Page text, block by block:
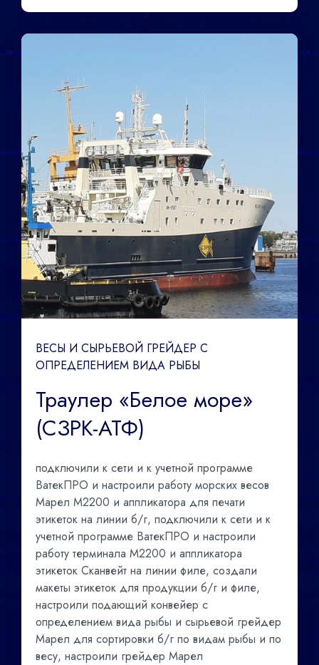
ВЕСЫ И СЫРЬЕВОЙ ГРЕЙДЕР С
ОПРЕДЕЛЕНИЕМ ВИДА РЫБЫ
Траулер «Белое море»
(СЗРК-АТФ)
подключили к сети и к учетной программе
ВатекПРО и настроили работу морских весов
Марел М2200 и аппликатора для печати
этикеток на линии б/г, подключили к сети и к
учетной программе ВатекПРО и настроили
работу терминала М2200 и аппликатора
этикеток Сканвейт на линии филе, создали
макеты этикеток для продукции б/г и филе,
настроили подающий конвейер с
определением вида рыбы и сырьевой грейдер
Марел для сортировки б/г по видам рыбы и по
весу, настроили грейдер Марел